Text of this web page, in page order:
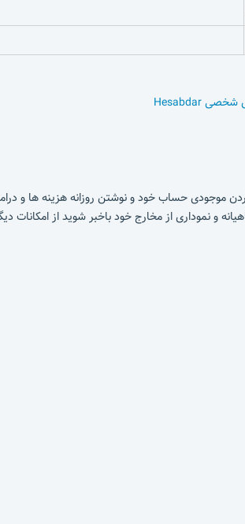
موجودی حساب خود و نوشتن روزانه هزینه ها و
و نموداری از مخارج خود باخبر شوید از امکانات